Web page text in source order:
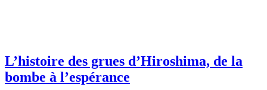
L’histoire des grues d’Hiroshima, de la
bombe à l’espérance